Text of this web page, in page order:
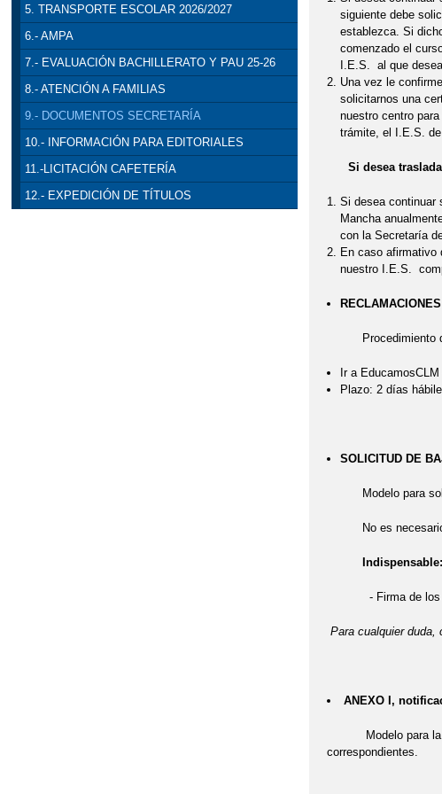
5. TRANSPORTE ESCOLAR 2026/2027
6.- AMPA
7.- EVALUACIÓN BACHILLERATO Y PAU 25-26
8.- ATENCIÓN A FAMILIAS
9.- DOCUMENTOS SECRETARÍA
10.- INFORMACIÓN PARA EDITORIALES
11.-LICITACIÓN CAFETERÍA
12.- EXPEDICIÓN DE TÍTULOS
siguiente debe
establezca. Si
comenzado el
I.E.S. al que
Una vez le
solicitarnos una
nuestro centro
trámite, el I.E.S.
Si desea
Si desea continuar
Mancha
con la Secretaría
En caso afirmativo
nuestro I.E.S.
Procedimiento de
Ir a
Plazo: 2 días
SOLICITUD DE
Modelo para
No es necesario
Indispensable:
- Firma de los
Para cualquier duda,
ANEXO I,
Modelo para la
correspondientes.